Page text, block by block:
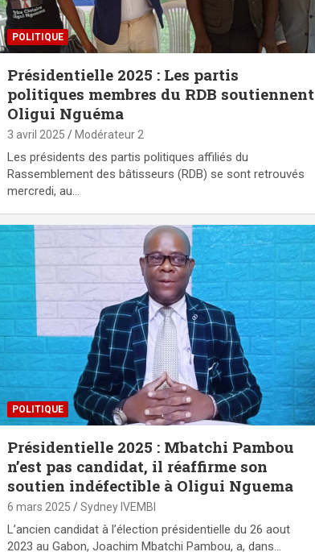
POLITIQUE
Présidentielle 2025 : Les partis
politiques membres du RDB soutiennent
Oligui Nguéma
3 avril 2025 Modérateur 2
Les présidents des partis politiques affiliés du
Rassemblement des bâtisseurs (RDB) se sont retrouvés
mercredi, au…
POLITIQUE
Présidentielle 2025 : Mbatchi Pambou
n’est pas candidat, il réaffirme son
soutien indéfectible à Oligui Nguema
6 mars 2025 Sydney IVEMBI
L’ancien candidat à l’élection présidentielle du 26 aout
2023 au Gabon, Joachim Mbatchi Pambou, a, dans…